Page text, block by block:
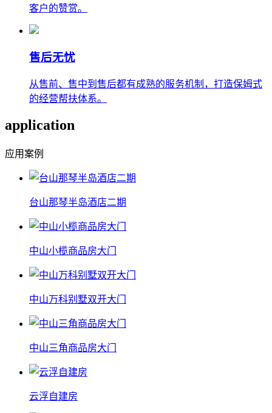
客户的赞赏。
售后无忧
从售前、售中到售后都有成熟的服务机制，打造保姆式
的经营帮扶体系。
application
应用案例
台山那琴半岛酒店二期
中山小榄商品房大门
中山万科别墅双开大门
中山三角商品房大门
云浮自建房